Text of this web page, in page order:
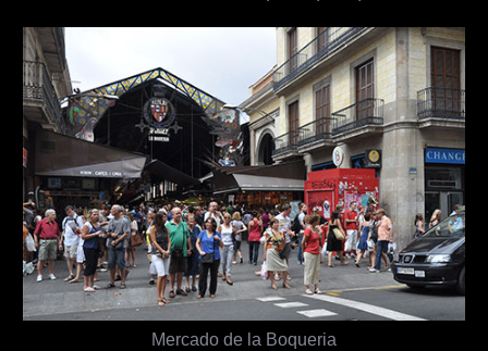
Mercado de la Boqueria